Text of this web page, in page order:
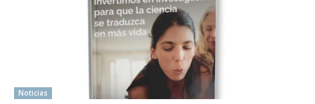
Noticias